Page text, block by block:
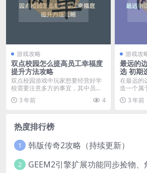
游戏攻略
双点校园怎么提高员工幸福度
提升方法攻略
双点校园游戏中玩家想要经营好学
校需要注意多方的事宜，其中员工
幸福度很多玩家不知道...
3 年前 4
游戏攻
最远的
选 初期
在最远的
造一个属
有一点非
3 年前
热度排行榜
1 韩版传奇2攻略（持续更新）
2 GEEM2引擎扩展功能同步捡物、